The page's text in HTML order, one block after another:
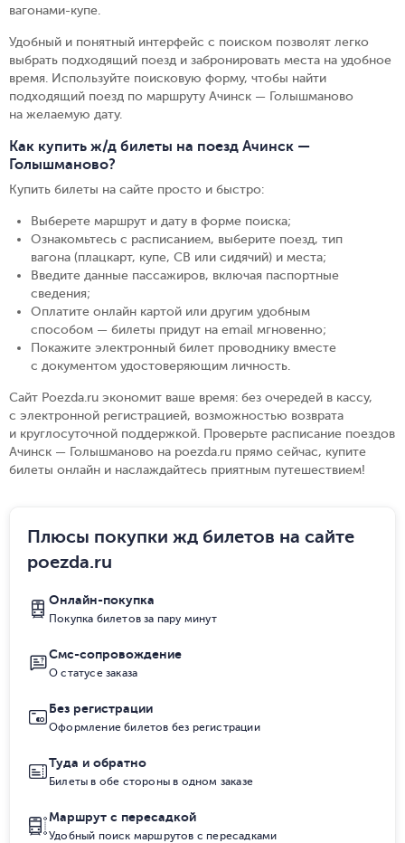
вагонами-купе.
Удобный и понятный интерфейс с поиском позволят легко
выбрать подходящий поезд и забронировать места на удобное
время. Используйте поисковую форму, чтобы найти
подходящий поезд по маршруту Ачинск — Голышманово
на желаемую дату.
Как купить ж/д билеты на поезд Ачинск —
Голышманово?
Купить билеты на сайте просто и быстро:
Выберете маршрут и дату в форме поиска;
Ознакомьтесь с расписанием, выберите поезд, тип
вагона (плацкарт, купе, СВ или сидячий) и места;
Введите данные пассажиров, включая паспортные
сведения;
Оплатите онлайн картой или другим удобным
способом — билеты придут на email мгновенно;
Покажите электронный билет проводнику вместе
с документом удостоверяющим личность.
Сайт Poezda.ru экономит ваше время: без очередей в кассу,
с электронной регистрацией, возможностью возврата
и круглосуточной поддержкой. Проверьте расписание поездов
Ачинск — Голышманово на poezda.ru прямо сейчас, купите
билеты онлайн и наслаждайтесь приятным путешествием!
Плюсы покупки жд билетов на сайте
poezda.ru
Онлайн-покупка
Покупка билетов за пару минут
Смс-сопровождение
О статусе заказа
Без регистрации
Оформление билетов без регистрации
Туда и обратно
Билеты в обе стороны в одном заказе
Маршрут с пересадкой
Удобный поиск маршрутов с пересадками